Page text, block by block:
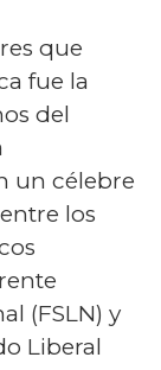
que
fue la
del
un célebre
los
(FSLN) y
Liberal